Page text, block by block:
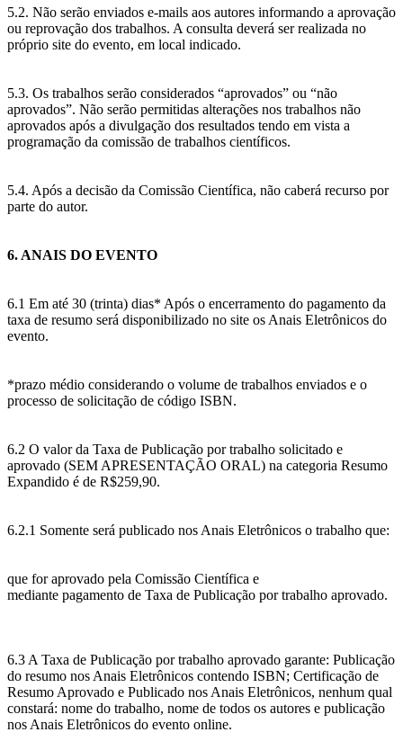
5.2. Não serão enviados e-mails aos autores informando a aprovação
ou reprovação dos trabalhos. A consulta deverá ser realizada no
próprio site do evento, em local indicado.
5.3. Os trabalhos serão considerados “aprovados” ou “não
aprovados”. Não serão permitidas alterações nos trabalhos não
aprovados após a divulgação dos resultados tendo em vista a
programação da comissão de trabalhos científicos.
5.4. Após a decisão da Comissão Científica, não caberá recurso por
parte do autor.
6. ANAIS DO EVENTO
6.1 Em até 30 (trinta) dias* Após o encerramento do pagamento da
taxa de resumo será disponibilizado no site os Anais Eletrônicos do
evento.
*prazo médio considerando o volume de trabalhos enviados e o
processo de solicitação de código ISBN.
6.2 O valor da Taxa de Publicação por trabalho solicitado e
aprovado (SEM APRESENTAÇÃO ORAL) na categoria Resumo
Expandido é de R$259,90.
6.2.1 Somente será publicado nos Anais Eletrônicos o trabalho que:
que for aprovado pela Comissão Científica e
mediante pagamento de Taxa de Publicação por trabalho aprovado.
6.3 A Taxa de Publicação por trabalho aprovado garante: Publicação
do resumo nos Anais Eletrônicos contendo ISBN; Certificação de
Resumo Aprovado e Publicado nos Anais Eletrônicos, nenhum qual
constará: nome do trabalho, nome de todos os autores e publicação
nos Anais Eletrônicos do evento online.